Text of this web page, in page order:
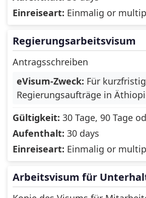
Singapore
Slovakia
Solomon Islands
South Georgia
and the South
Sandwich Islands
Spain
Suriname
Einreiseart: Einmalig or
Regierungsarbeitsvisum
Antragsschreiben
eVisum-Zweck: Für
Regierungsaufträge in
Gültigkeit: 30 Tage, 90 Tage
Aufenthalt: 30 days
Einreiseart: Einmalig or
Arbeitsvisum für